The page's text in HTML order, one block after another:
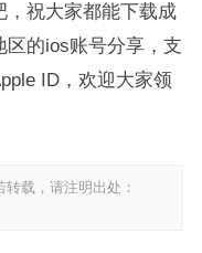
，祝大家都能下载成
区的ios账号分享，支
ID，欢迎大家领
载，请注明出处：